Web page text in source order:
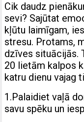
Cik daudz
sevi? Sajūtat
kļūtu laimīgam,
stresu. Protams,
dzīves situācijās.
20 lietām kalpos
katru dienu vajag
1.Palaidiet vaļā
savu spēku un